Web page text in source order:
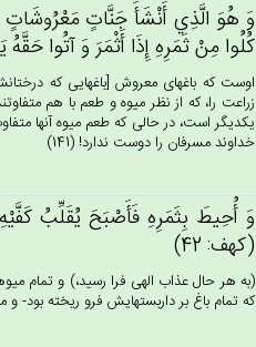
وَ هُوَ الَّذِي‌ أَنْشَأَ جَنَّات‌ٍ مَعْرُوشَات‌ٍ وَ
كُلُوا مِنْ‌ ثَمَرِه‌ِ إِذَا أَثْمَرَ وَ آتُوا حَقَّه‌ُ
اوست كه باغهاى معروش [باغهايى كه
زراعت را، كه از نظر ميوه و طعم با هم
يكديگر است، در حالى كه طعم ميوه آنها
خداوند مسرفان را دوست ندارد! (141)
وَ أُحِيط‌َ بِثَمَرِه‌ِ فَأَصْبَح‌َ يُقَلِّب‌ُ
(كهف: 42)
(به هر حال عذاب الهى فرا رسيد،) و تمام
كه تمام باغ بر داربستهايش فرو ريخته بود- و